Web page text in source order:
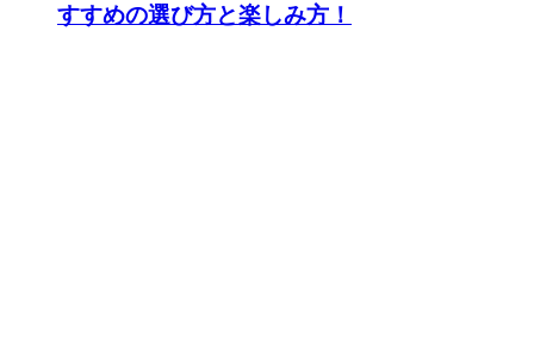
すすめの選び方と楽しみ方！